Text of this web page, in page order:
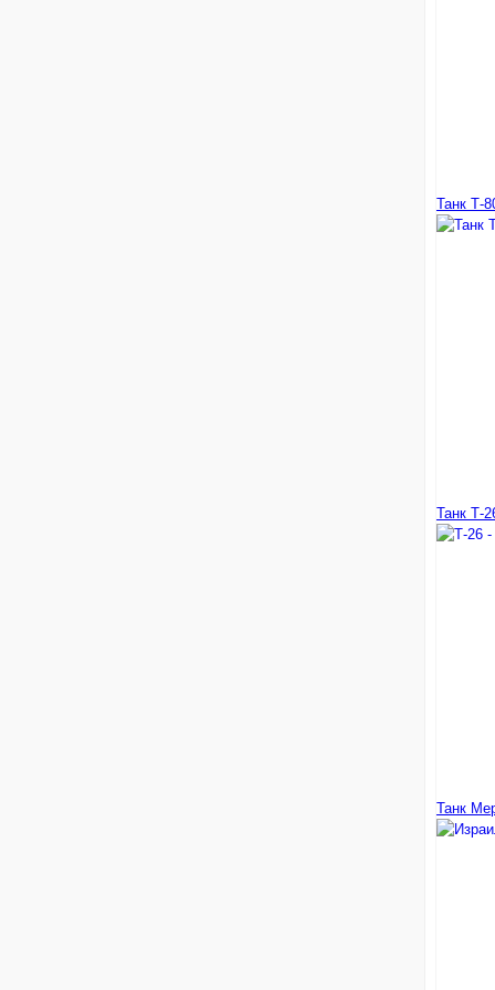
Танк Т-
Танк Т-
Танк